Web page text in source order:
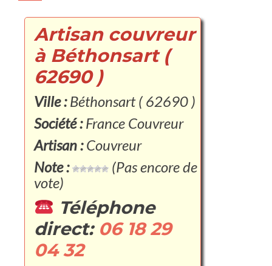
Artisan couvreur
à Béthonsart (
62690 )
Ville :Béthonsart ( 62690 )
Société :France Couvreur
Artisan :Couvreur
Note :
(Pas encore de
vote)
Téléphone
direct: 06 18 29
04 32